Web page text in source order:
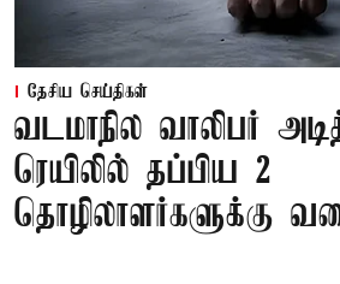
தேசிய செய்திகள்
வடமாநில வாலிபர்
ரெயிலில் தப்பிய 2
தொழிலாளர்களுக்கு